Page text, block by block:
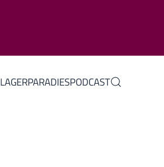
PODCAST